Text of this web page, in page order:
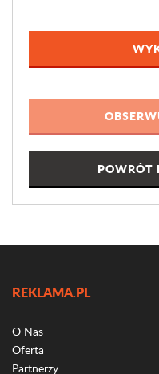
POWRÓT
REKLAMA.PL
O Nas
Oferta
Partnerzy